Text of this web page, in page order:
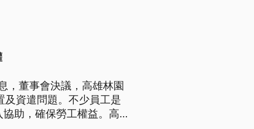
，董事會決議，高雄林園
及資遣問題。不少員工是
助，確保勞工權益。高雄